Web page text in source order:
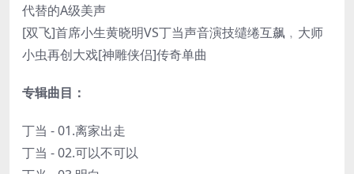
代替的A级美声
[双飞]首席小生黄晓明VS丁当声音演技缱绻互飙﹐大师
小虫再创大戏[神雕侠侣]传奇单曲
专辑曲目：
丁当 - 01.离家出走
丁当 - 02.可以不可以